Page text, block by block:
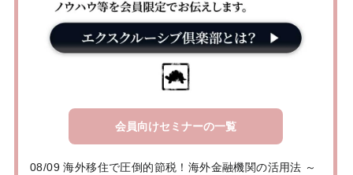
会員向けセミナーの一覧
08/09 海外移住で圧倒的節税！海外金融機関の活用法 ～